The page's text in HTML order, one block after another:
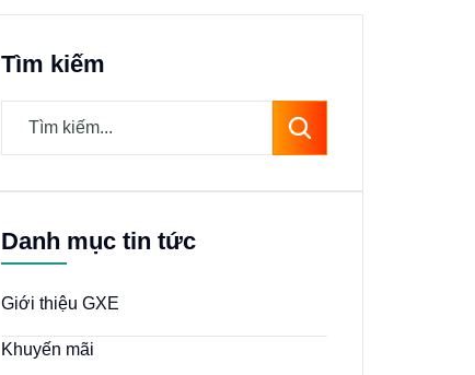
Tìm kiếm
Danh mục tin tức
Giới thiệu GXE
Khuyến mãi